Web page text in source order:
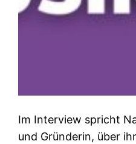
Im Interview spricht
und Gründerin, über